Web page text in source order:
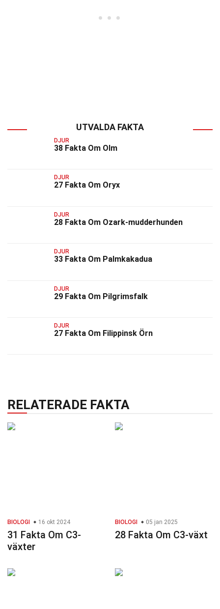
UTVALDA FAKTA
DJUR
38 Fakta Om Olm
DJUR
27 Fakta Om Oryx
DJUR
28 Fakta Om Ozark-mudderhunden
DJUR
33 Fakta Om Palmkakadua
DJUR
29 Fakta Om Pilgrimsfalk
DJUR
27 Fakta Om Filippinsk Örn
RELATERADE FAKTA
BIOLOGI 16 okt 2024
31 Fakta Om C3-
växter
BIOLOGI 05 jan 2025
28 Fakta Om C3-växt